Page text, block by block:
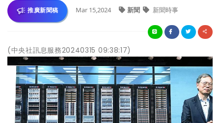
推廣新聞稿 Mar 15,2024 新聞 新聞時事
(中央社訊息服務20240315 09:38:17)